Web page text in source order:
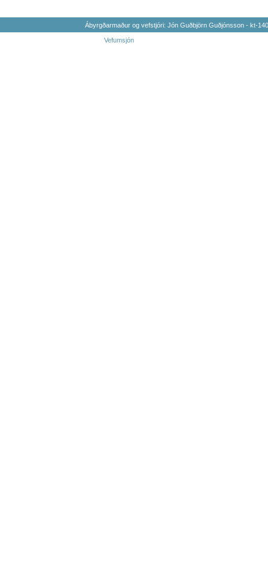
Ábyrgðarmaður og vefstjóri: Jón Guðbjörn Guðjónsson - kt-
Vefumsjón